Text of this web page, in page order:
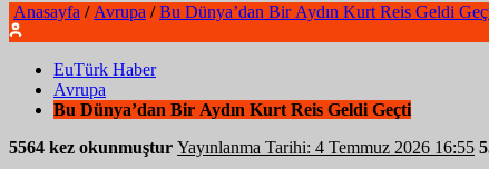
Anasayfa / Avrupa / Bu Dünya’dan Bir Aydın Kurt Reis Geldi
EuTürk Haber
Avrupa
Bu Dünya’dan Bir Aydın Kurt Reis Geldi Geçti
5564 kez okunmuştur
Yayınlanma Tarihi: 4 Temmuz 2026 16:55